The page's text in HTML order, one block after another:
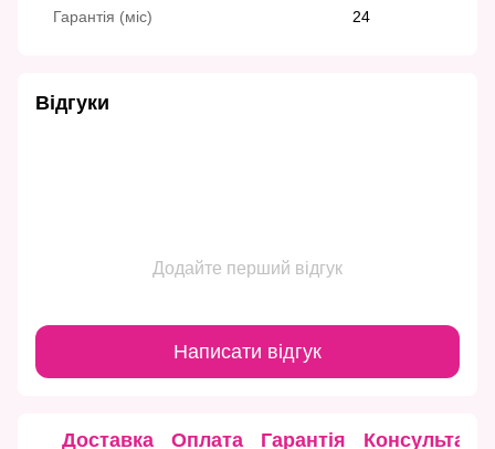
Гарантія (міс) 24
Відгуки
Додайте перший відгук
Написати відгук
Доставка Оплата Гарантія Консультація